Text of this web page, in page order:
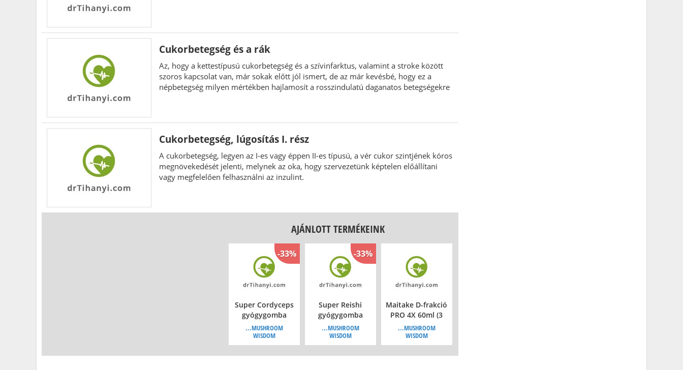
Cukorbetegség és a rák
Az, hogy a kettestípusú cukorbetegség és a szívinfarktus, valamint a stroke között
szoros kapcsolat van, már sokak előtt jól ismert, de az már kevésbé, hogy ez a
népbetegség milyen mértékben hajlamosít a rosszindulatú daganatos betegségekre
Cukorbetegség, lúgosítás I. rész
A cukorbetegség, legyen az I-es vagy éppen II-es típusú, a vér cukor szintjének kóros
megnövekedését jelenti, melynek az oka, hogy szervezetünk képtelen előállítani
vagy megfelelően felhasználni az inzulint.
AJÁNLOTT TERMÉKEINK
-33%
Super Cordyceps
gyógygomba
tabletta, 120db
...MUSHROOM
WISDOM
-33%
Super Reishi
gyógygomba
tabletta, 120db
...MUSHROOM
WISDOM
Maitake D-frakció
PRO 4X 60ml (3
havi)
...MUSHROOM
WISDOM